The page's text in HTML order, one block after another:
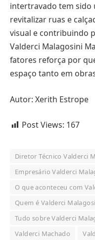
intertravado tem sido
revitalizar ruas e
visual e contribuindo
Valderci Malagosini
fatores reforça por
espaço tanto em
Autor: Xerith Estrope
Post Views: 167
Diretor Técnico Valderci
Empresário Valderci
O que aconteceu com
Quem é Valderci
Tudo sobre Valderci
Valderci Machado